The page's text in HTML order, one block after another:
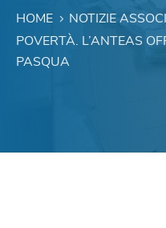
HOME
NOTIZIE
POVERTÀ. L’ANTEAS
PASQUA